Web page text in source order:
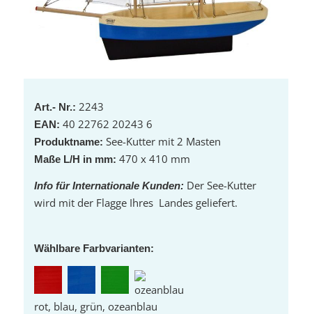
Art.- Nr.: 2243
EAN: 40 22762 20243 6
Produktname: See-Kutter mit 2 Masten
Maße L/H in mm: 470 x 410 mm
Info für Internationale Kunden:Der See-Kutter
wird mit der Flagge Ihres Landes geliefert.
Wählbare Farbvarianten:
rot, blau, grün, ozeanblau